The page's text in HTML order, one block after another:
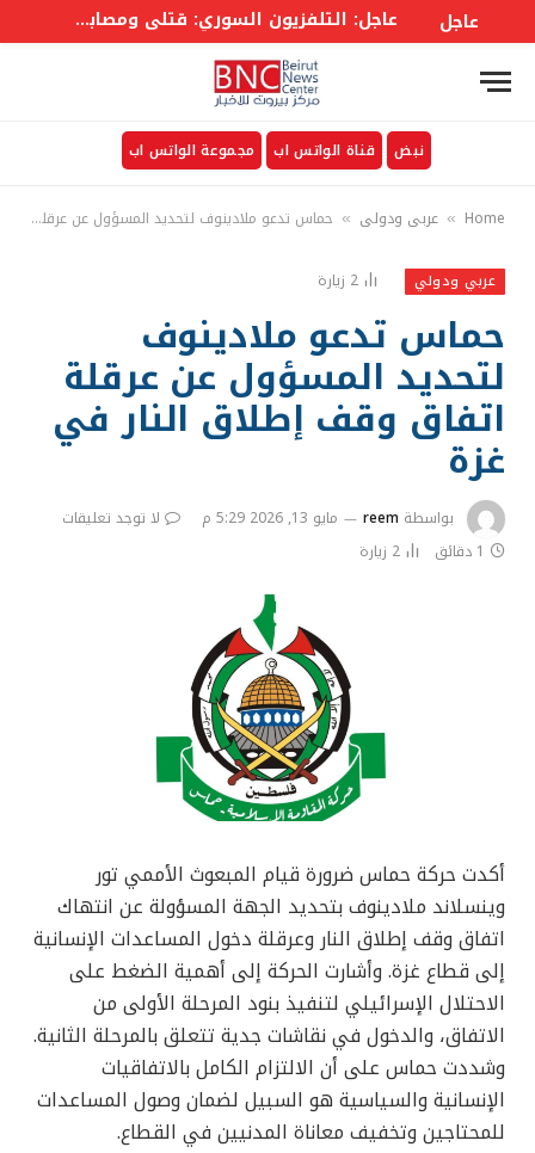
عاجل عاجل: التلفزيون السوري: قتلى ومصابون في انفجار عبوة ناسفة بحافلة ركاب في جرمانا بريف #دمشق
نبض قناة الواتس اب مجموعة الواتس اب
Home
» عربي ودولي » حماس تدعو ملادينوف لتحديد المسؤول عن عرقلة اتفاق وقف إطلاق النار في غزة
عربي ودولي 2 زيارة
حماس تدعو ملادينوف
لتحديد المسؤول عن عرقلة
اتفاق وقف إطلاق النار في
غزة
بواسطة reem مايو 13, 2026 5:29 م
لا توجد تعليقات
1 دقائق
2 زيارة
أكدت حركة حماس ضرورة قيام المبعوث الأممي تور
وينسلاند ملادينوف بتحديد الجهة المسؤولة عن انتهاك
اتفاق وقف إطلاق النار وعرقلة دخول المساعدات الإنسانية
إلى قطاع غزة. وأشارت الحركة إلى أهمية الضغط على
الاحتلال الإسرائيلي لتنفيذ بنود المرحلة الأولى من
الاتفاق، والدخول في نقاشات جدية تتعلق بالمرحلة الثانية.
وشددت حماس على أن الالتزام الكامل بالاتفاقيات
الإنسانية والسياسية هو السبيل لضمان وصول المساعدات
للمحتاجين وتخفيف معاناة المدنيين في القطاع.